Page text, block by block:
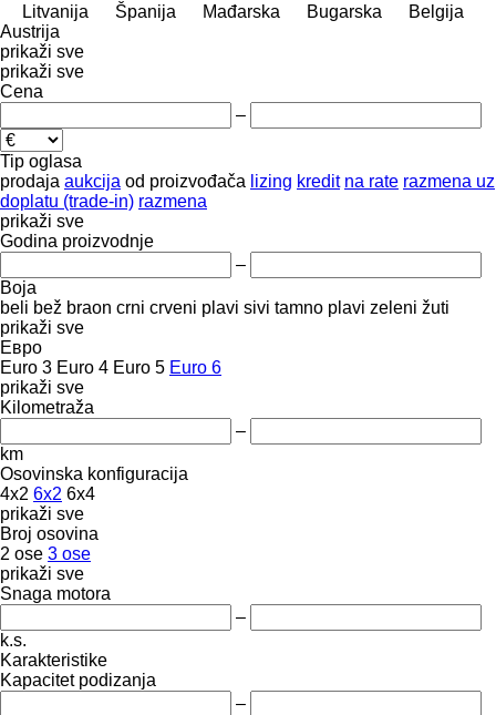
Litvanija
Španija Mađarska Bugarska
Belgija
Austrija
prikaži sve
prikaži sve
Cena
–
Tip oglasa
prodaja aukcija od proizvođača lizing kredit na rate razmena uz
doplatu (trade-in) razmena
prikaži sve
Godina proizvodnje
–
Boja
beli bež braon crni crveni plavi sivi tamno plavi zeleni žuti
prikaži sve
Евро
Euro 3 Euro 4 Euro 5 Euro 6
prikaži sve
Kilometraža
–
km
Osovinska konfiguracija
4x2 6x2 6x4
prikaži sve
Broj osovina
2 ose 3 ose
prikaži sve
Snaga motora
–
k.s.
Karakteristike
Kapacitet podizanja
–